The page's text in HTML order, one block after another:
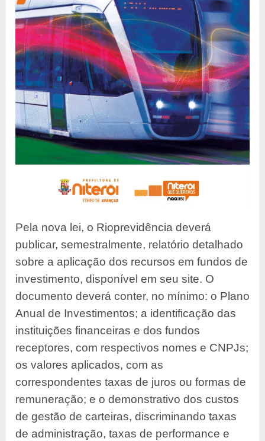
Pela nova lei, o Rioprevidência deverá
publicar, semestralmente, relatório detalhado
sobre a aplicação dos recursos em fundos de
investimento, disponível em seu site. O
documento deverá conter, no mínimo: o Plano
Anual de Investimentos; a identificação das
instituições financeiras e dos fundos
receptores, com respectivos nomes e CNPJs;
os valores aplicados, com as
correspondentes taxas de juros ou formas de
remuneração; e o demonstrativo dos custos
de gestão de carteiras, discriminando taxas
de administração, taxas de performance e